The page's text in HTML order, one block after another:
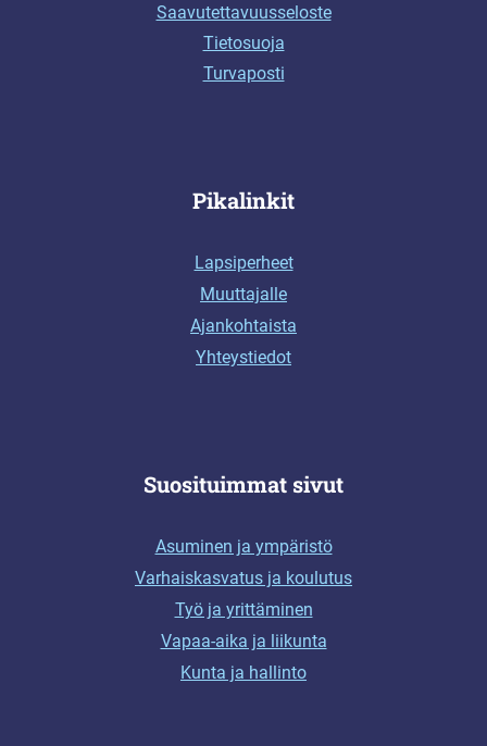
Saavutettavuusseloste
Tietosuoja
Turvaposti
Pikalinkit
Lapsiperheet
Muuttajalle
Ajankohtaista
Yhteystiedot
Suosituimmat sivut
Asuminen ja ympäristö
Varhaiskasvatus ja koulutus
Työ ja yrittäminen
Vapaa-aika ja liikunta
Kunta ja hallinto